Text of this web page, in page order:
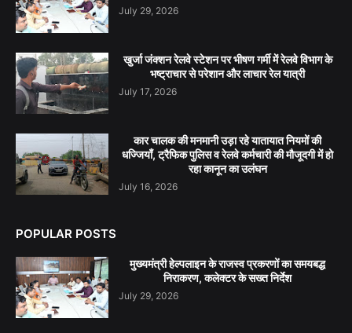
July 29, 2026
खुर्जा जंक्शन रेलवे स्टेशन पर भीषण गर्मी में रेलवे विभाग के
भष्ट्राचार से परेशान और लाचार रेल यात्री
July 17, 2026
कार चालक की मनमानी उड़ा रहे यातायात नियमों की
धज्जियाँ, ट्रैफिक पुलिस व रेलवे कर्मचारी की मौजूदगी में हो
रहा कानून का उलंघन
July 16, 2026
POPULAR POSTS
मुख्यमंत्री हेल्पलाइन के राजस्व प्रकरणों का समयबद्ध
निराकरण, कलेक्टर के सख्त निर्देश
July 29, 2026